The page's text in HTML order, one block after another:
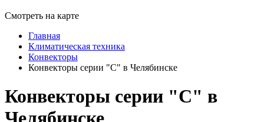
Смотреть на карте
Главная
Климатическая техника
Конвекторы
Конвекторы серии "С" в Челябинске
Конвекторы серии "С" в